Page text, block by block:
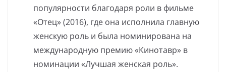
популярности благодаря роли в фильме
«Отец» (2016), где она исполнила главную
женскую роль и была номинирована на
международную премию «Кинотавр» в
номинации «Лучшая женская роль».